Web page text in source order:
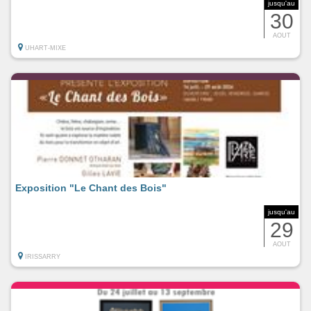
jusqu'au
30
AOUT
UHART-MIXE
jusqu'au
29
AOUT
Exposition "Le Chant des Bois"
IRISSARRY